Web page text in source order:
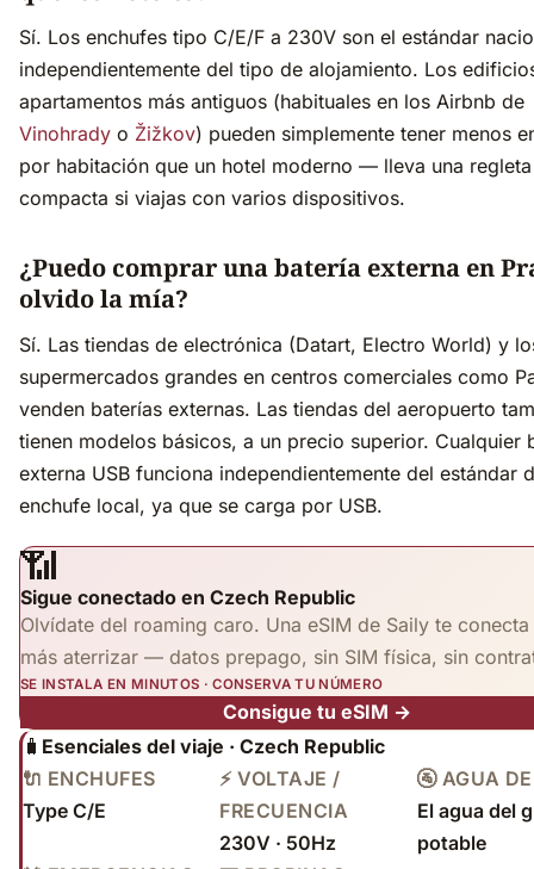
Sí. Los enchufes tipo C/E/F a 230V son el estándar
independientemente del tipo de alojamiento. Los
apartamentos más antiguos (habituales en los Airbnb de
Vinohrady o Žižkov) pueden simplemente tener menos
por habitación que un hotel moderno — lleva una regleta
compacta si viajas con varios dispositivos.
¿Puedo comprar una batería externa en
olvido la mía?
Sí. Las tiendas de electrónica (Datart, Electro World) y
supermercados grandes en centros comerciales como
venden baterías externas. Las tiendas del aeropuerto
tienen modelos básicos, a un precio superior. Cualquier
externa USB funciona independientemente del estándar
enchufe local, ya que se carga por USB.
📶
Sigue conectado en Czech Republic
Olvídate del roaming caro. Una eSIM de Saily te conecta
más aterrizar — datos prepago, sin SIM física, sin
SE INSTALA EN MINUTOS · CONSERVA TU NÚMERO
Consigue tu eSIM →
🧳 Esenciales del viaje · Czech Republic
🔌 ENCHUFES
Type C/E
⚡ VOLTAJE /
FRECUENCIA
230V · 50Hz
🚰 AGUA
El agua del
potable